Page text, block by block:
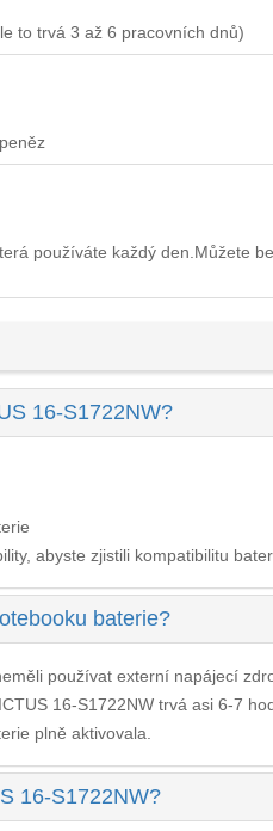
to trvá 3 až 6 pracovních dnů)
používáte každý den.Můžete
16-S1722NW?
abyste zjistili kompatibilitu
baterie?
používat externí napájecí
16-S1722NW trvá asi 6-7
plně aktivovala.
16-S1722NW?